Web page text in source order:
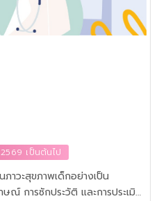
เป็นต้นไป
ภาวะสุขภาพเด็กอย่างเป็น
ณ์ การซักประวัติ และการประเมิน